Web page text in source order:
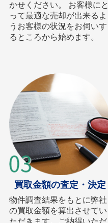
かせください。 お客様にと
って最適な売却が出来るよ
うお客様の状況をお伺いす
るところから始めます。
買取金額の査定・決定
物件調査結果をもとに弊社
の買取金額を算出させてい